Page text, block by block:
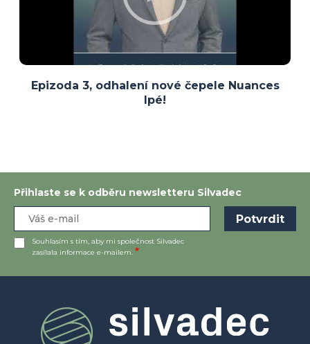
Epizoda 3, odhalení nové čepele Nuances
Ipé!
Přihlaste se k odběru newsletteru Silvadec
Souhlasím s tím, aby mi společnost Silvadec
zasílala informace e-mailem.